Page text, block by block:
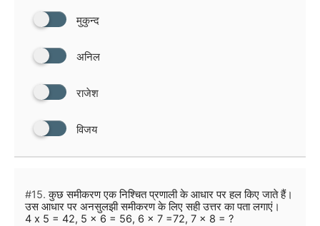
मुकुन्द
अनिल
राजेश
विजय
#15. कुछ समीकरण एक निश्चित प्रणाली के आधार पर हल किए जाते हैं।
उस आधार पर अनसुलझी समीकरण के लिए सही उत्तर का पता लगाएं।
4 x 5 = 42, 5 x 6 = 56, 6 x 7 =72, 7 x 8 = ?